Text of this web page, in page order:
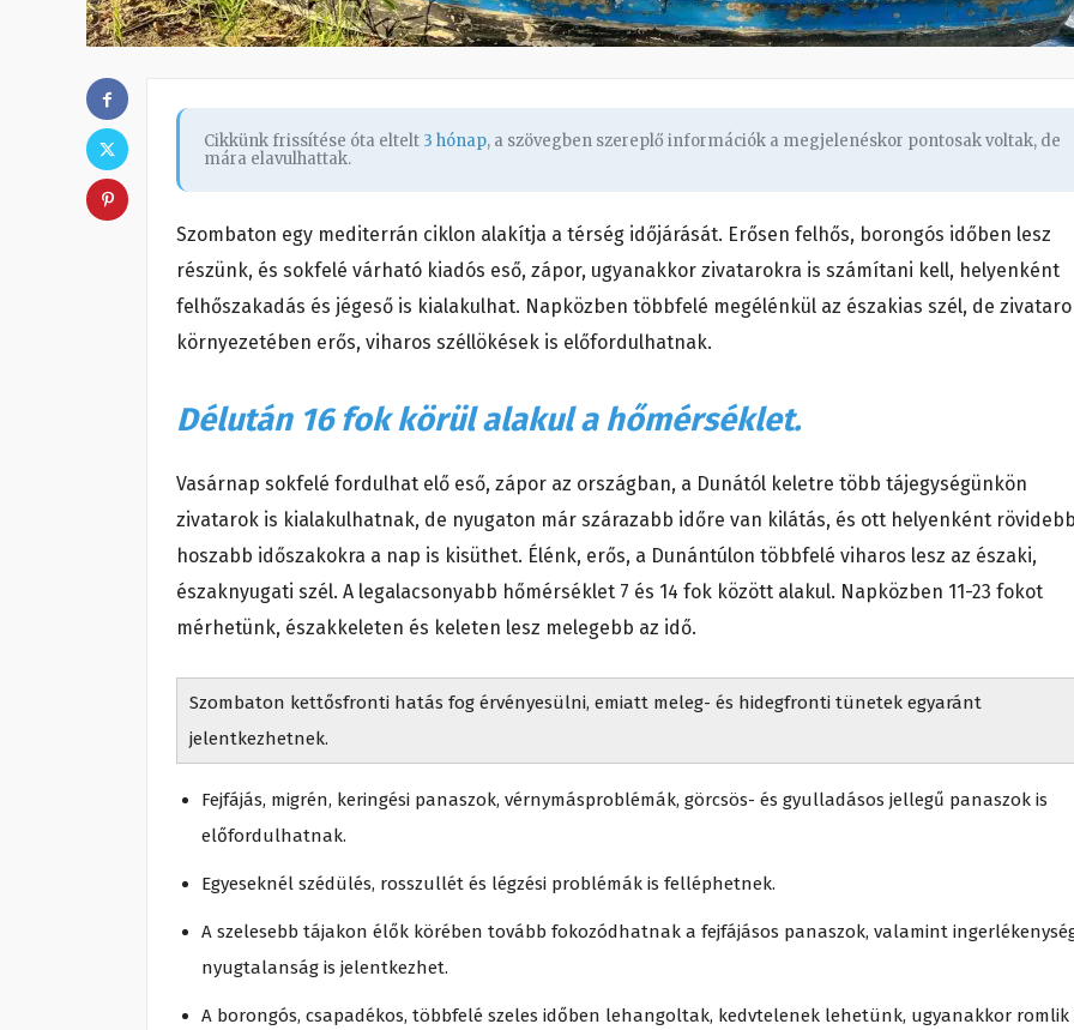
Cikkünk frissítése óta eltelt 3 hónap, a szövegben szereplő információk a megjelenéskor pontosak voltak, de
mára elavulhattak.
Szombaton egy mediterrán ciklon alakítja a térség időjárását. Erősen felhős, borongós időben lesz
részünk, és sokfelé várható kiadós eső, zápor, ugyanakkor zivatarokra is számítani kell, helyenként
felhőszakadás és jégeső is kialakulhat. Napközben többfelé megélénkül az északias szél, de
környezetében erős, viharos széllökések is előfordulhatnak.
Délután 16 fok körül alakul a hőmérséklet.
Vasárnap sokfelé fordulhat elő eső, zápor az országban, a Dunától keletre több tájegységünkön
zivatarok is kialakulhatnak, de nyugaton már szárazabb időre van kilátás, és ott helyenként
hoszabb időszakokra a nap is kisüthet. Élénk, erős, a Dunántúlon többfelé viharos lesz az északi,
északnyugati szél. A legalacsonyabb hőmérséklet 7 és 14 fok között alakul. Napközben 11-23 fokot
mérhetünk, északkeleten és keleten lesz melegebb az idő.
Szombaton kettősfronti hatás fog érvényesülni, emiatt meleg- és hidegfronti tünetek egyaránt
jelentkezhetnek.
Fejfájás, migrén, keringési panaszok, vérnymásproblémák, görcsös- és gyulladásos jellegű panaszok is
előfordulhatnak.
Egyeseknél szédülés, rosszullét és légzési problémák is felléphetnek.
A szelesebb tájakon élők körében tovább fokozódhatnak a fejfájásos panaszok, valamint
nyugtalanság is jelentkezhet.
A borongós, csapadékos, többfelé szeles időben lehangoltak, kedvtelenek lehetünk, ugyanakkor romlik